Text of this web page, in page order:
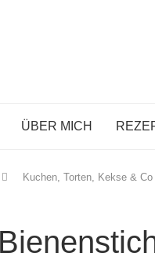
ÜBER MICH
Kuchen, Torten, Kekse & Co